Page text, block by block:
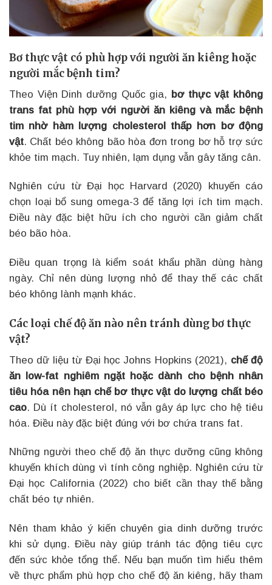
Bơ thực vật có phù hợp với người ăn kiêng hoặc
người mắc bệnh tim?
Theo Viện Dinh dưỡng Quốc gia, bơ thực vật không
trans fat phù hợp với người ăn kiêng và mắc bệnh
tim nhờ hàm lượng cholesterol thấp hơn bơ động
vật. Chất béo không bão hòa đơn trong bơ hỗ trợ sức
khỏe tim mạch. Tuy nhiên, lạm dụng vẫn gây tăng cân.
Nghiên cứu từ Đại học Harvard (2020) khuyến cáo
chọn loại bổ sung omega-3 để tăng lợi ích tim mạch.
Điều này đặc biệt hữu ích cho người cần giảm chất
béo bão hòa.
Điều quan trọng là kiểm soát khẩu phần dùng hàng
ngày. Chỉ nên dùng lượng nhỏ để thay thế các chất
béo không lành mạnh khác.
Các loại chế độ ăn nào nên tránh dùng bơ thực
vật?
Theo dữ liệu từ Đại học Johns Hopkins (2021), chế độ
ăn low-fat nghiêm ngặt hoặc dành cho bệnh nhân
tiêu hóa nên hạn chế bơ thực vật do lượng chất béo
cao. Dù ít cholesterol, nó vẫn gây áp lực cho hệ tiêu
hóa. Điều này đặc biệt đúng với bơ chứa trans fat.
Những người theo chế độ ăn thực dưỡng cũng không
khuyến khích dùng vì tính công nghiệp. Nghiên cứu từ
Đại học California (2022) cho biết cần thay thế bằng
chất béo tự nhiên.
Nên tham khảo ý kiến chuyên gia dinh dưỡng trước
khi sử dụng. Điều này giúp tránh tác động tiêu cực
đến sức khỏe tổng thể. Nếu bạn muốn tìm hiểu thêm
về thực phẩm phù hợp cho chế độ ăn kiêng, hãy tham